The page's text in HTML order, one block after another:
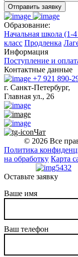
Отправить заявку
Образование:
Начальная школа (1-4
класс Продленка
Информация
Поступление и
Контактные данные
+7 921 890-
г. Санкт-Петербург,
Главная ул., 26
Чат
© 2026 Все
Политика
на обработку Карта
Оставьте заявку
Ваше имя
Ваш телефон